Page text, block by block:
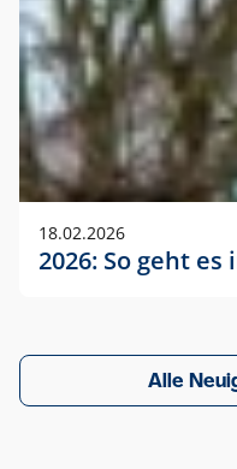
18.02.2026
2026: So geht
Alle